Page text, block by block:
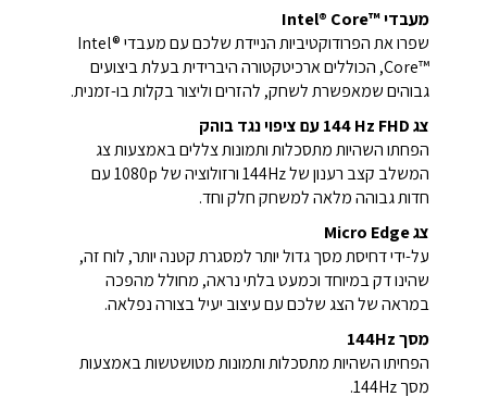
מעבדי Intel® Core™‎
שפרו את הפרודוקטיביות הניידת שלכם עם מעבדי Intel®
Core™‎, הכוללים ארכיטקטורה היברידית בעלת ביצועים
גבוהים שמאפשרת לשחק, להזרים וליצור בקלות בו-זמנית.
צג ‎144 Hz FHD עם ציפוי נגד בוהק
הפחתו השהיות מתסכלות ותמונות צללים באמצעות צג
המשלב קצב רענון של 144Hz ורזולוציה של 1080p עם
חדות גבוהה מלאה למשחק חלק וחד.
צג Micro Edge
על-ידי דחיסת מסך גדול יותר למסגרת קטנה יותר, לוח זה,
שהינו דק במיוחד וכמעט בלתי נראה, מחולל מהפכה
במראה של הצג שלכם עם עיצוב יעיל בצורה נפלאה.
מסך 144Hz
הפחיתו השהיות מתסכלות ותמונות מטושטשות באמצעות
מסך 144Hz.